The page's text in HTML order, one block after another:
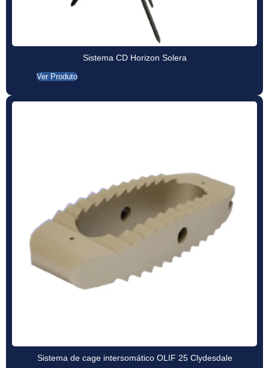
Sistema CD Horizon Solera
Ver Produto
Sistema de cage intersomático OLIF 25 Clydesdale